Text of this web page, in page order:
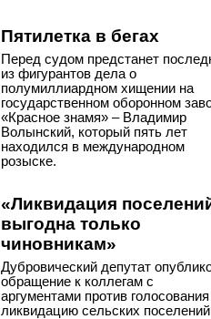
Пятилетка в бегах
Перед судом предстанет
из фигурантов дела о
полумиллиардном хищении на
государственном оборонном
«Красное знамя» – Владимир
Волынский, который пять лет
находился в международном
розыске.
«Ликвидация
выгодна только
чиновникам»
Дубровический депутат
обращение к коллегам с
аргументами против
ликвидацию сельских